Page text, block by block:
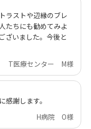
ラストや辺縁のブレ
たちにも勧めてみよ
ざいました。今後と
T医療センター M様
謝します。
H病院 O様